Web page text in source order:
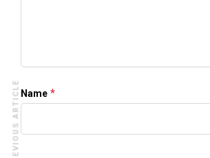
Name *
PREVIOUS ARTICLE